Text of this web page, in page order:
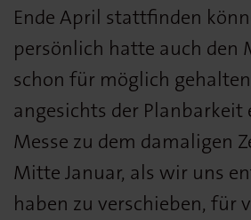
Ende April stattfinden
persönlich hatte auch den
schon für möglich
angesichts der Planbarkeit
Messe zu dem damaligen
Mitte Januar, als wir uns
haben zu verschieben, für